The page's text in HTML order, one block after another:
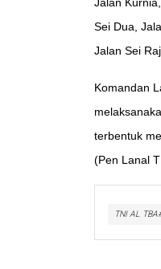
Sei Dua,
Jalan Sei
Komandan
terbentuk
(Pen Lanal
TNI AL